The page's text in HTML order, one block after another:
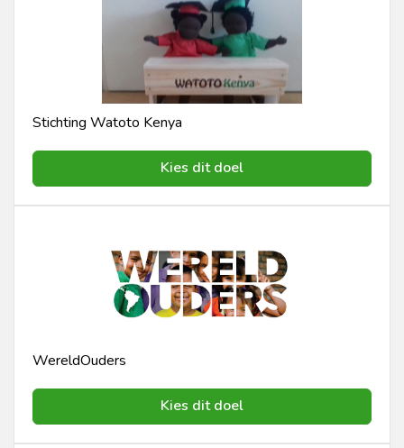
Stichting Watoto Kenya
Kies dit doel
WereldOuders
Kies dit doel